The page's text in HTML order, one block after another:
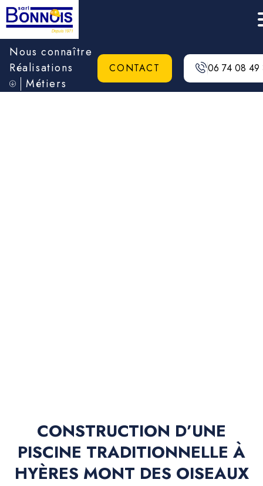
Nous connaître
Réalisations
Métiers
CONTACT 06 74 08 49
CONSTRUCTION D’UNE
PISCINE TRADITIONNELLE À
HYÈRES MONT DES OISEAUX